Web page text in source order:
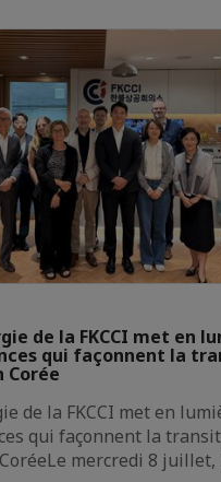
de la FKCCI met en
qui façonnent la
Corée
de la FKCCI met en
qui façonnent la
mercredi 8 juillet,